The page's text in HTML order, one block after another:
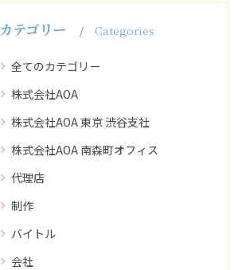
カテゴリー Categories
全てのカテゴリー
株式会社AOA
株式会社AOA 東京 渋谷支社
株式会社AOA 南森町オフィス
代理店
制作
バイトル
会社